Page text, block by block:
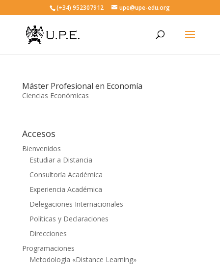
(+34) 952307912 upe@upe-edu.org
Máster Profesional en Economía
Ciencias Económicas
Accesos
Bienvenidos
Estudiar a Distancia
Consultoría Académica
Experiencia Académica
Delegaciones Internacionales
Políticas y Declaraciones
Direcciones
Programaciones
Metodología «Distance Learning»